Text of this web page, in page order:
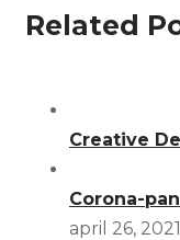
Related
Creative
Corona-
april 26, 2021